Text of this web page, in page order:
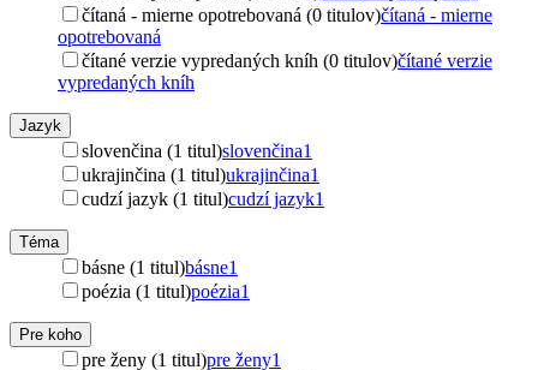
čítaná - mierne opotrebovaná (0 titulov)čítaná - mierne
opotrebovaná
čítané verzie vypredaných kníh (0 titulov)čítané verzie
vypredaných kníh
Jazyk
slovenčina (1 titul)slovenčina1
ukrajinčina (1 titul)ukrajinčina1
cudzí jazyk (1 titul)cudzí jazyk1
Téma
básne (1 titul)básne1
poézia (1 titul)poézia1
Pre koho
pre ženy (1 titul)pre ženy1